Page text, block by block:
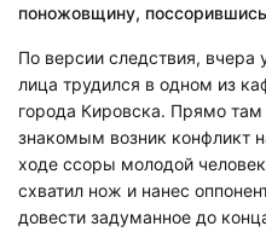
поножовщину,
По версии следствия, вчера
лица трудился в одном из
города Кировска. Прямо
знакомым возник конфликт
ходе ссоры молодой
схватил нож и нанес
довести задуманное до